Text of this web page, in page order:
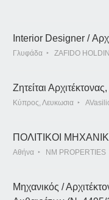
Interior Designer /
Γλυφάδα ZAFIDO
Ζητείται Αρχιτέκτονας,
Κύπρος, Λευκωσια
ΠΟΛΙΤΙΚΟΙ
Αθήνα NM PROPERTIES
Μηχανικός /